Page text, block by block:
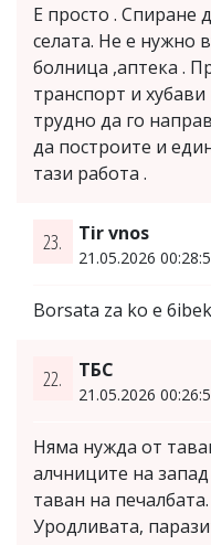
Е просто . Спиране
селата. Не е нужно
болница ,аптека .
транспорт и
трудно да го
да построите и
тази работа .
23. Tir vnos
21.05.2026
Borsata za ko e 6ibek
22. ТБС
21.05.2026
Няма нужда от
алчниците на
таван на печалбата.
Уродливата,